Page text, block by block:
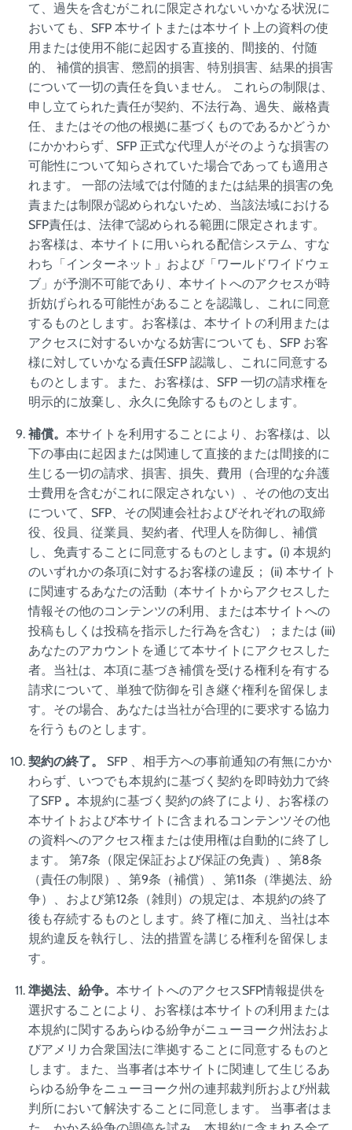
て、過失を含むがこれに限定されないいかなる状況に
おいても、SFP 本サイトまたは本サイト上の資料の使
用または使用不能に起因する直接的、間接的、付随
的、 補償的損害、懲罰的損害、特別損害、結果的損害
について一切の責任を負いません。 これらの制限は、
申し立てられた責任が契約、不法行為、過失、厳格責
任、またはその他の根拠に基づくものであるかどうか
にかかわらず、SFP 正式な代理人がそのような損害の
可能性について知らされていた場合であっても適用さ
れます。 一部の法域では付随的または結果的損害の免
責または制限が認められないため、当該法域における
SFP責任は、法律で認められる範囲に限定されます。
お客様は、本サイトに用いられる配信システム、すな
わち「インターネット」および「ワールドワイドウェ
ブ」が予測不可能であり、本サイトへのアクセスが時
折妨げられる可能性があることを認識し、これに同意
するものとします。お客様は、本サイトの利用または
アクセスに対するいかなる妨害についても、SFP お客
様に対していかなる責任SFP 認識し、これに同意する
ものとします。また、お客様は、SFP 一切の請求権を
明示的に放棄し、永久に免除するものとします。
補償。 本サイトを利用することにより、お客様は、以
下の事由に起因または関連して直接的または間接的に
生じる一切の請求、損害、損失、費用（合理的な弁護
士費用を含むがこれに限定されない）、その他の支出
について、SFP、その関連会社およびそれぞれの取締
役、役員、従業員、契約者、代理人を防御し、補償
し、免責することに同意するものとします。 (i) 本規約
のいずれかの条項に対するお客様の違反； (ii) 本サイト
に関連するあなたの活動（本サイトからアクセスした
情報その他のコンテンツの利用、または本サイトへの
投稿もしくは投稿を指示した行為を含む）；または (iii)
あなたのアカウントを通じて本サイトにアクセスした
者。当社は、本項に基づき補償を受ける権利を有する
請求について、単独で防御を引き継ぐ権利を留保しま
す。その場合、あなたは当社が合理的に要求する協力
を行うものとします。
契約の終了。
SFP 、相手方への事前通知の有無にかか
わらず、いつでも本規約に基づく契約を即時効力で終
了SFP 。 本規約に基づく契約の終了により、お客様の
本サイトおよび本サイトに含まれるコンテンツその他
の資料へのアクセス権または使用権は自動的に終了し
ます。 第7条（限定保証および保証の免責）、第8条
（責任の制限）、第9条（補償）、第11条（準拠法、紛
争）、および第12条（雑則）の規定は、本規約の終了
後も存続するものとします。終了権に加え、当社は本
規約違反を執行し、法的措置を講じる権利を留保しま
す。
準拠法、紛争。 本サイトへのアクセスSFP情報提供を
選択することにより、お客様は本サイトの利用または
本規約に関するあらゆる紛争がニューヨーク州法およ
びアメリカ合衆国法に準拠することに同意するものと
します。また、当事者は本サイトに関連して生じるあ
らゆる紛争をニューヨーク州の連邦裁判所および州裁
判所において解決することに同意します。 当事者はま